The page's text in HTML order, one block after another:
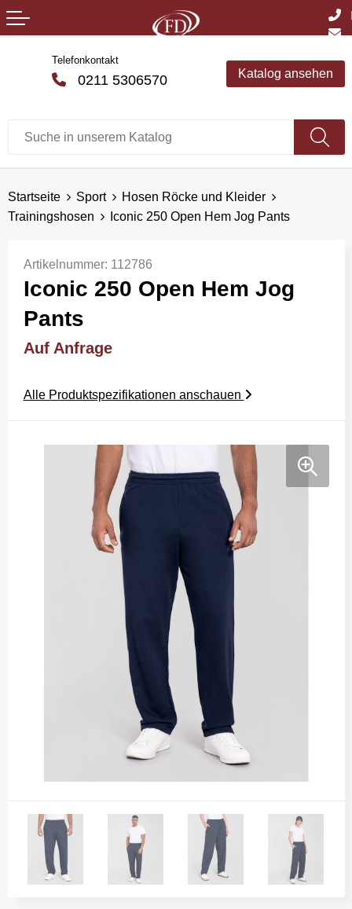
Telefonkontakt
0211 5306570 Katalog ansehen
Startseite Sport
Hosen Röcke und Kleider
Trainingshosen
Iconic 250 Open Hem Jog Pants
Artikelnummer: 112786
Iconic 250 Open Hem Jog
Pants
Auf Anfrage
Alle Produktspezifikationen anschauen